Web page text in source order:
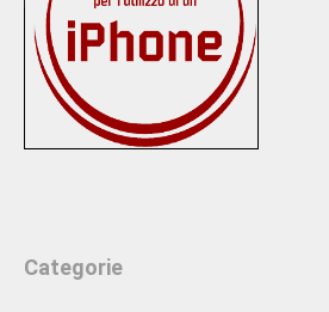
Categorie